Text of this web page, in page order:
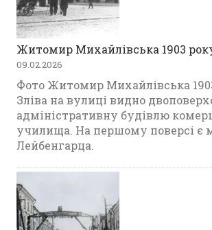
Житомир Михайлівська 1903
09.02.2026
Фото Житомир Михайлівська
Зліва на вулиці видно
адміністративну будівлю
училища. На першому поверсі є
Лейбенгарца.